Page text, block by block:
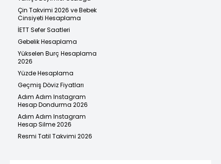
Çin Takvimi 2026 ve Bebek
Cinsiyeti Hesaplama
İETT Sefer Saatleri
Gebelik Hesaplama
Yükselen Burç Hesaplama
2026
Yüzde Hesaplama
Geçmiş Döviz Fiyatları
Adım Adım Instagram
Hesap Dondurma 2026
Adım Adım Instagram
Hesap Silme 2026
Resmi Tatil Takvimi 2026